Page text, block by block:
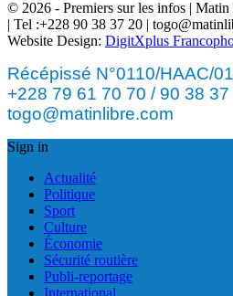
© 2026 - Premiers sur les infos |
| Tel :+228 90 38 37 20 |
Website Design: DigitXplus
Récépissé N°0110/HAAC/
+228 79 61 70 70 / 90 38 37
togo@matinlibre.com
Sign in
Actualité
Politique
Sport
Culture
Économie
Sécurité routière
Publi-reportage
International